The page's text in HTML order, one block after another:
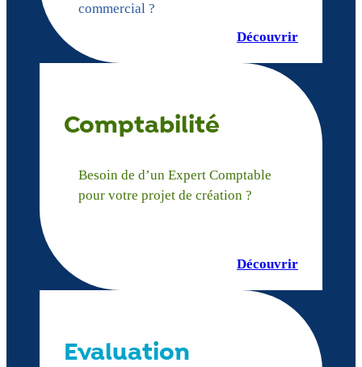
commercial ?
Découvrir
Comptabilité
Besoin de d’un Expert Comptable
pour votre projet de création ?
Découvrir
Evaluation